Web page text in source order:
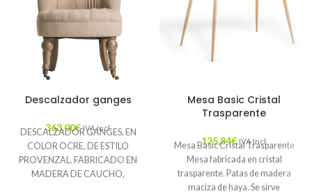
Descalzador ganges
363,00€ IVA Incl.
DESCALZADOR GANGES, EN
COLOR OCRE, DE ESTILO
PROVENZAL. FABRICADO EN
MADERA DE CAUCHO,
Mesa Basic Cristal
Trasparente
125,84€ IVA Incl.
Mesa Basic Cristal Trasparente
Mesa fabricada en cristal
trasparente. Patas de madera
maciza de haya. Se sirve